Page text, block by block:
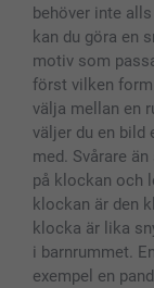
Presentkort
Alla
behöver inte
kan du göra en
motiv som
först vilken form
välja mellan en
väljer du en bild
med. Svårare
på klockan och
klockan är den
klocka är lika
i barnrummet.
exempel en